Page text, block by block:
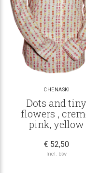
CHENASKI
Dots and tiny
flowers ,
pink, yellow
€ 52,50
Incl. btw